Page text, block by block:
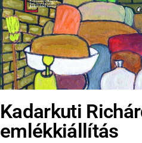
Kadarkuti
emlékkiállítás